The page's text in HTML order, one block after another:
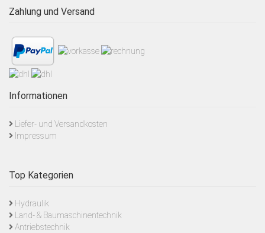
Zahlung und Versand
Informationen
Liefer- und Versandkosten
Impressum
Top Kategorien
Hydraulik
Land- & Baumaschinentechnik
Antriebstechnik